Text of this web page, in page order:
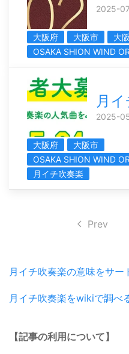
2025-
大阪府 大阪市
大
OSAKA SHION WIND
月
2025-
大阪府
大阪市
OSAKA SHION WIND
月イチ吹奏楽
Prev
月イチ吹奏楽の意味をサー
月イチ吹奏楽をwikiで調べ
【記事の利用について】